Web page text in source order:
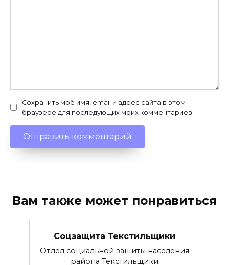
Сохранить моё имя, email и адрес сайта в этом
браузере для последующих моих комментариев.
Вам также может понравиться
Соцзащита Текстильщики
Отдел социальной защиты населения
района Текстильщики